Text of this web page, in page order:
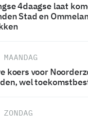
4daagse laat
Stad en
MAANDAG
koers voor
wel
ZONDAG